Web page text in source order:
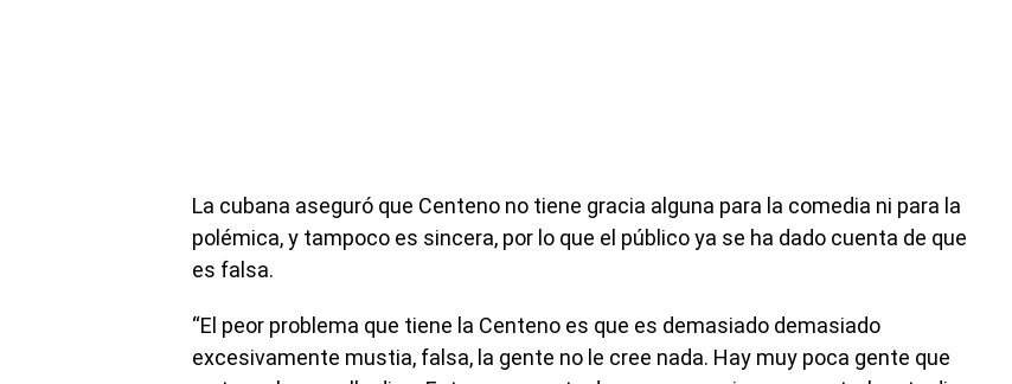
La cubana aseguró que Centeno no tiene gracia alguna para la comedia ni para la
polémica, y tampoco es sincera, por lo que el público ya se ha dado cuenta de que
es falsa.
“El peor problema que tiene la Centeno es que es demasiado demasiado
excesivamente mustia, falsa, la gente no le cree nada. Hay muy poca gente que